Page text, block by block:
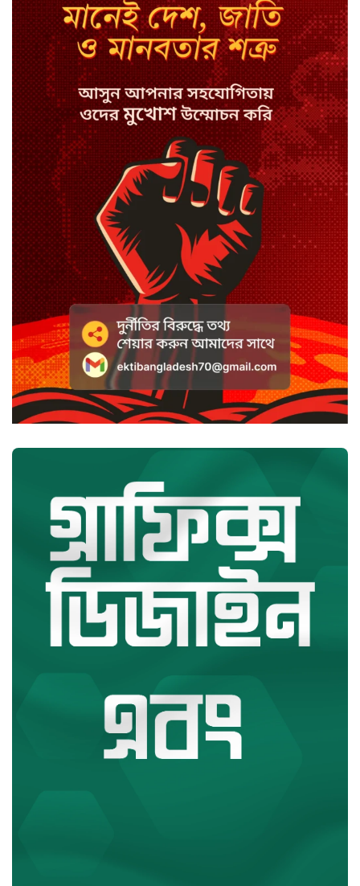
বাংলাদেশে চালু হলো থাই কফি চেইন
ক্যাফে আমাজন
হাসিনাকে সুযোগ দিয়ে সার্বভৌমত্বে
আঘাত: রিজভী
ডিজিটাল ভূমি সেবায় জবাবদিহি
নিশ্চিতের নির্দেশ
সবুজবাগে ময়লার স্তূপ থেকে তরুণীর
খণ্ডিত মাথা ও হাত উদ্ধার